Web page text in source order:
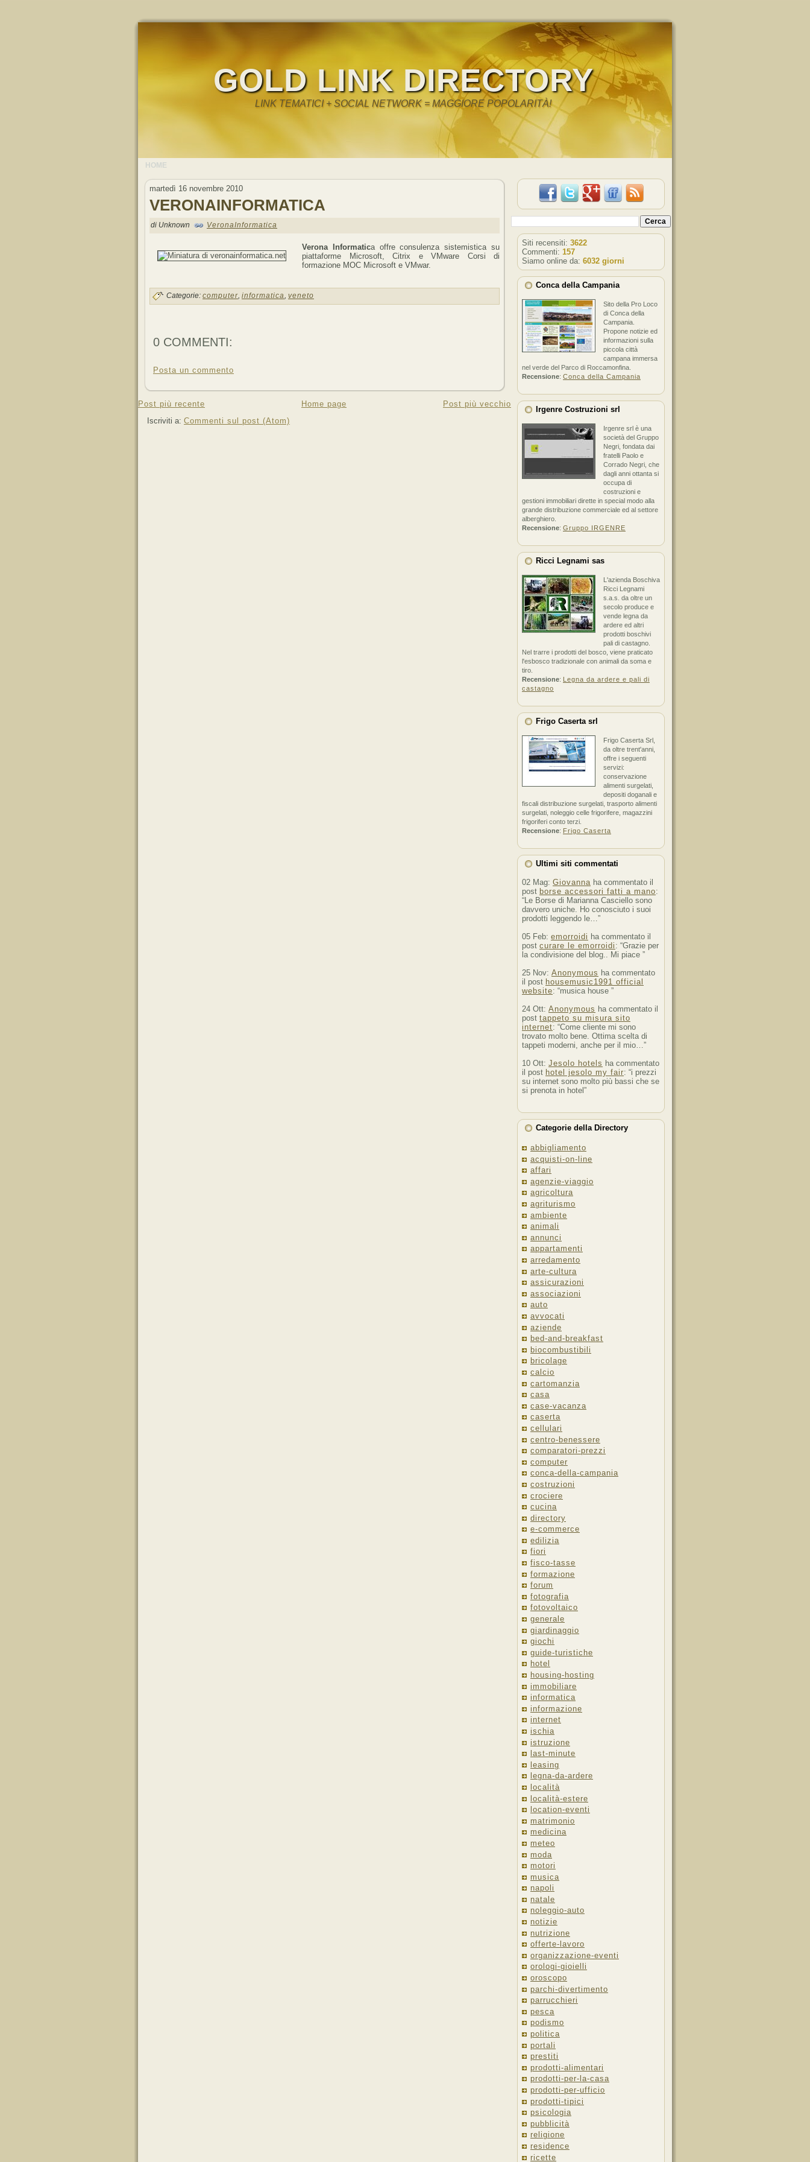
GOLD LINK DIRECTORY
LINK TEMATICI + SOCIAL NETWORK = MAGGIORE POPOLARITÀ!
HOME
martedì 16 novembre 2010
VERONAINFORMATICA
di Unknown VeronaInformatica
Verona Informatica offre consulenza sistemistica su
piattaforme Microsoft, Citrix e VMware Corsi di
formazione MOC Microsoft e VMwar.
Categorie: computer, informatica, veneto
0 COMMENTI:
Posta un commento
Post più recente Post più vecchio
Home page
Iscriviti a: Commenti sul post (Atom)
Siti recensiti: 3622
Commenti: 157
Siamo online da: 6032 giorni
Conca della Campania
Sito della Pro Loco
di Conca della
Campania.
Propone notizie ed
informazioni sulla
piccola città
campana immersa
nel verde del Parco di Roccamonfina.
Recensione: Conca della Campania
Irgenre Costruzioni srl
Irgenre srl è una
società del Gruppo
Negri, fondata dai
fratelli Paolo e
Corrado Negri, che
dagli anni ottanta si
occupa di
costruzioni e
gestioni immobiliari dirette in special modo alla
grande distribuzione commerciale ed al settore
alberghiero.
Recensione: Gruppo IRGENRE
Ricci Legnami sas
L'azienda Boschiva
Ricci Legnami
s.a.s. da oltre un
secolo produce e
vende legna da
ardere ed altri
prodotti boschivi
pali di castagno.
Nel trarre i prodotti del bosco, viene praticato
l'esbosco tradizionale con animali da soma e
tiro.
Recensione: Legna da ardere e pali di
castagno
Frigo Caserta srl
Frigo Caserta Srl,
da oltre trent'anni,
offre i seguenti
servizi:
conservazione
alimenti surgelati,
depositi doganali e
fiscali distribuzione surgelati, trasporto alimenti
surgelati, noleggio celle frigorifere, magazzini
frigoriferi conto terzi.
Recensione: Frigo Caserta
Ultimi siti commentati
02 Mag: Giovanna ha commentato il
post borse accessori fatti a mano:
“Le Borse di Marianna Casciello sono
davvero uniche. Ho conosciuto i suoi
prodotti leggendo le…”
05 Feb: emorroidi ha commentato il
post curare le emorroidi : “Grazie per
la condivisione del blog.. Mi piace ”
25 Nov: Anonymous ha commentato
il post housemusic1991 official
website: “musica house ”
24 Ott: Anonymous ha commentato il
post tappeto su misura sito
internet: “Come cliente mi sono
trovato molto bene. Ottima scelta di
tappeti moderni, anche per il mio…”
10 Ott: Jesolo hotels ha commentato
il post hotel jesolo my fair: “i prezzi
su internet sono molto più bassi che se
si prenota in hotel”
Categorie della Directory
abbigliamento
acquisti-on-line
affari
agenzie-viaggio
agricoltura
agriturismo
ambiente
animali
annunci
appartamenti
arredamento
arte-cultura
assicurazioni
associazioni
auto
avvocati
aziende
bed-and-breakfast
biocombustibili
bricolage
calcio
cartomanzia
casa
case-vacanza
caserta
cellulari
centro-benessere
comparatori-prezzi
computer
conca-della-campania
costruzioni
crociere
cucina
directory
e-commerce
edilizia
fiori
fisco-tasse
formazione
forum
fotografia
fotovoltaico
generale
giardinaggio
giochi
guide-turistiche
hotel
housing-hosting
immobiliare
informatica
informazione
internet
ischia
istruzione
last-minute
leasing
legna-da-ardere
località
località-estere
location-eventi
matrimonio
medicina
meteo
moda
motori
musica
napoli
natale
noleggio-auto
notizie
nutrizione
offerte-lavoro
organizzazione-eventi
orologi-gioielli
oroscopo
parchi-divertimento
parrucchieri
pesca
podismo
politica
portali
prestiti
prodotti-alimentari
prodotti-per-la-casa
prodotti-per-ufficio
prodotti-tipici
psicologia
pubblicità
religione
residence
ricette